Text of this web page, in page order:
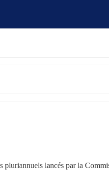
pluriannuels lancés par la